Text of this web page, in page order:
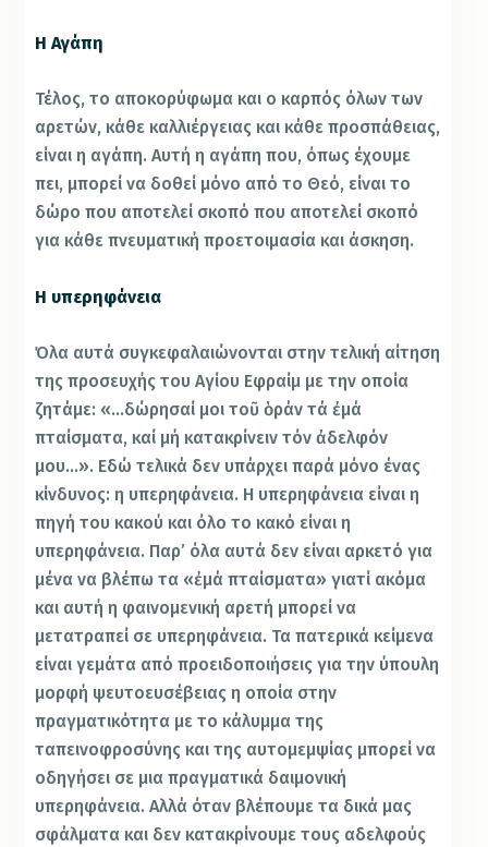
Η Αγάπη
Τέλος, το αποκορύφωμα και ο καρπός όλων των
αρετών, κάθε καλλιέργειας και κάθε προσπάθειας,
είναι η αγάπη. Αυτή η αγάπη που, όπως έχουμε
πει, μπορεί να δοθεί μόνο από το Θεό, είναι το
δώρο που αποτελεί σκοπό που αποτελεί σκοπό
για κάθε πνευματική προετοιμασία και άσκηση.
Η υπερηφάνεια
Όλα αυτά συγκεφαλαιώνονται στην τελική αίτηση
της προσευχής του Αγίου Εφραίμ με την οποία
ζητάμε: «…δώρησαί μοι τοῦ ὁράν τά ἐμά
πταίσματα, καί μή κατακρίνειν τόν ἀδελφόν
μου…». Εδώ τελικά δεν υπάρχει παρά μόνο ένας
κίνδυνος: η υπερηφάνεια. Η υπερηφάνεια είναι η
πηγή του κακού και όλο το κακό είναι η
υπερηφάνεια. Παρ’ όλα αυτά δεν είναι αρκετό για
μένα να βλέπω τα «ἐμά πταίσματα» γιατί ακόμα
και αυτή η φαινομενική αρετή μπορεί να
μετατραπεί σε υπερηφάνεια. Τα πατερικά κείμενα
είναι γεμάτα από προειδοποιήσεις για την ύπουλη
μορφή ψευτοευσέβειας η οποία στην
πραγματικότητα με το κάλυμμα της
ταπεινοφροσύνης και της αυτομεμψίας μπορεί να
οδηγήσει σε μια πραγματικά δαιμονική
υπερηφάνεια. Αλλά όταν βλέπουμε τα δικά μας
σφάλματα και δεν κατακρίνουμε τους αδελφούς